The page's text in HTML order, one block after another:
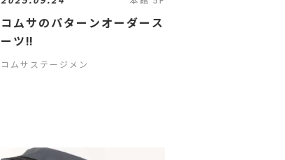
コムサのパターンオーダース
ーツ‼️
コムサステージメン